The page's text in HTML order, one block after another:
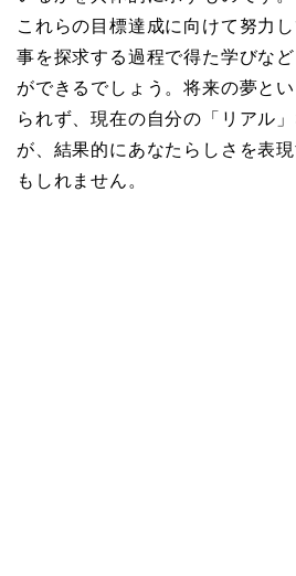
これらの目標達成に向けて努力
事を探求する過程で得た学びな
ができるでしょう。将来の夢と
られず、現在の自分の「リアル
が、結果的にあなたらしさを表
もしれません。